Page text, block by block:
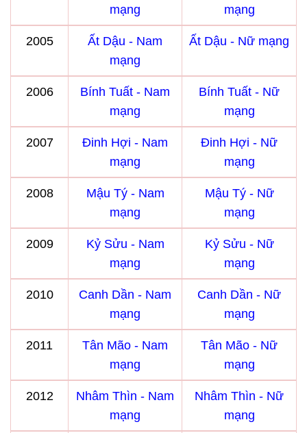
mạng
mạng
2005
Ất Dậu - Nam
mạng
Ất Dậu - Nữ mạng
2006
Bính Tuất - Nam
mạng
Bính Tuất - Nữ
mạng
2007
Đinh Hợi - Nam
mạng
Đinh Hợi - Nữ
mạng
2008
Mậu Tý - Nam
mạng
Mậu Tý - Nữ
mạng
2009
Kỷ Sửu - Nam
mạng
Kỷ Sửu - Nữ
mạng
2010
Canh Dần - Nam
mạng
Canh Dần - Nữ
mạng
2011
Tân Mão - Nam
mạng
Tân Mão - Nữ
mạng
2012
Nhâm Thìn - Nam
mạng
Nhâm Thìn - Nữ
mạng